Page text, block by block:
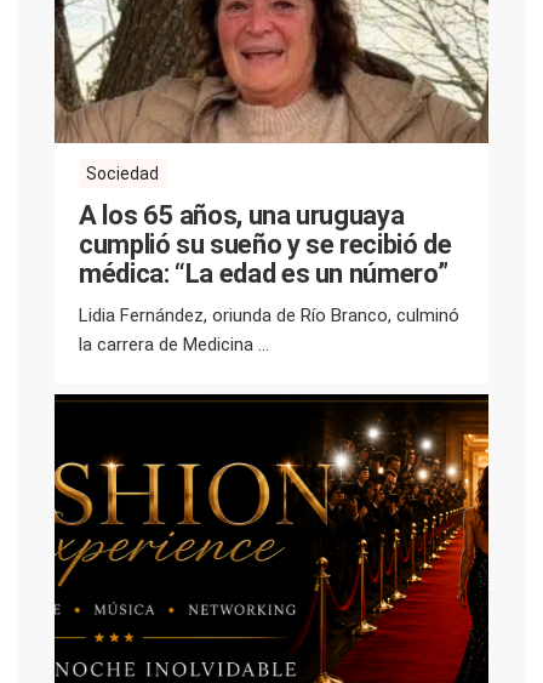
Sociedad
A los 65 años, una uruguaya
cumplió su sueño y se recibió de
médica: “La edad es un número”
Lidia Fernández, oriunda de Río Branco, culminó
la carrera de Medicina ...